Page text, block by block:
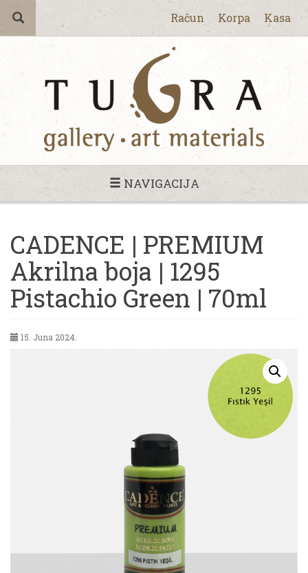
Račun Korpa Kasa
NAVIGACIJA
CADENCE | PREMIUM
Akrilna boja | 1295
Pistachio Green | 70ml
15. Juna 2024.